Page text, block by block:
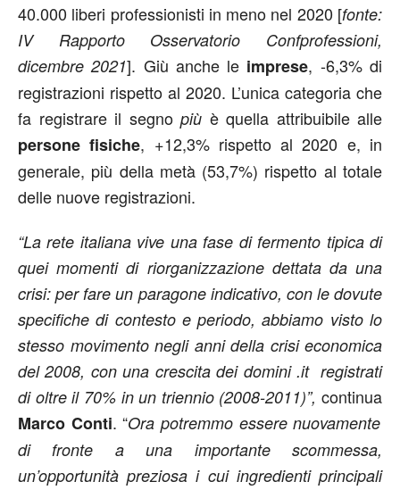
40.000 liberi professionisti in meno nel 2020 [fonte:
IV Rapporto Osservatorio Confprofessioni,
dicembre 2021]. Giù anche le imprese, -6,3% di
registrazioni rispetto al 2020. L’unica categoria che
fa registrare il segno più è quella attribuibile alle
persone fisiche, +12,3% rispetto al 2020 e, in
generale, più della metà (53,7%) rispetto al totale
delle nuove registrazioni.
“La rete italiana vive una fase di fermento tipica di
quei momenti di riorganizzazione dettata da una
crisi: per fare un paragone indicativo, con le dovute
specifiche di contesto e periodo, abbiamo visto lo
stesso movimento negli anni della crisi economica
del 2008, con una crescita dei domini .it registrati
di oltre il 70% in un triennio (2008-2011)”, continua
Marco Conti. “Ora potremmo essere nuovamente
di fronte a una importante scommessa,
un’opportunità preziosa i cui ingredienti principali